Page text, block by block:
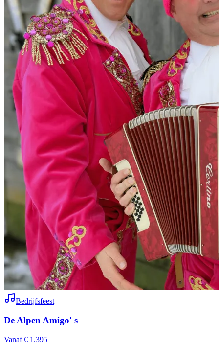
Bedrijfsfeest
De Alpen Amigo' s
Vanaf € 1.395